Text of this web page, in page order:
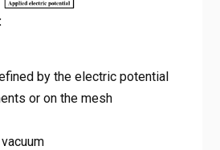
by the electric potential
or on the mesh